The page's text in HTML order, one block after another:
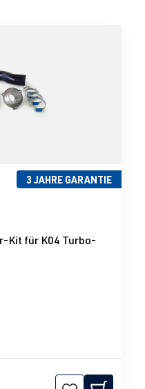
3 JAHRE GARANTIE
von 5 von 5 Sternen
Kit für K04 Turbo-